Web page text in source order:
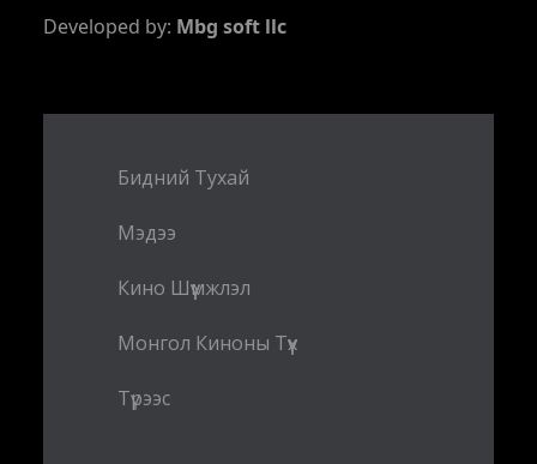
Developed by: Mbg soft llc
Бидний Тухай
Мэдээ
Кино Шүүмжлэл
Монгол Киноны Түүх
Түрээс